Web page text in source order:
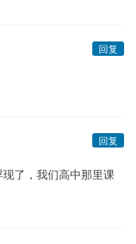
回复
回复
了，我们高中那里课